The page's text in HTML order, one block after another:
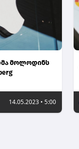
მოლოდინს
14.05.2023 • 5:00